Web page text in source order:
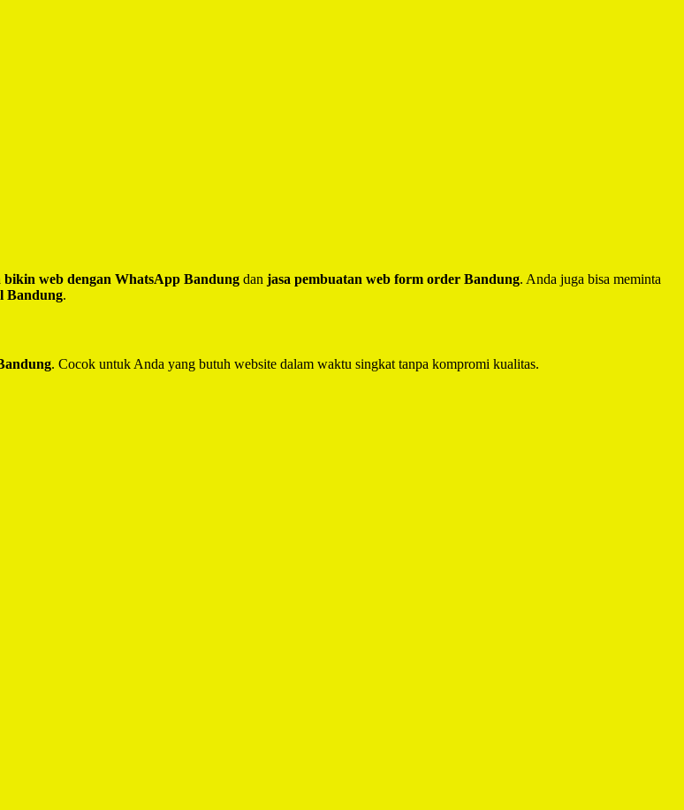
bikin web dengan WhatsApp Bandung dan jasa pembuatan web form order Bandung. Anda juga bisa meminta
Bandung.
. Cocok untuk Anda yang butuh website dalam waktu singkat tanpa kompromi kualitas.